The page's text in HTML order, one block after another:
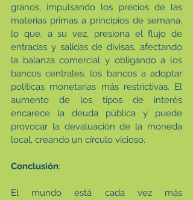
granos, impulsando los precios de las
materias primas a principios de semana,
lo que, a su vez, presiona el flujo de
entradas y salidas de divisas, afectando
la balanza comercial y obligando a los
bancos centrales. los bancos a adoptar
políticas monetarias más restrictivas. El
aumento de los tipos de interés
encarece la deuda pública y puede
provocar la devaluación de la moneda
local, creando un círculo vicioso.
Conclusión:
El mundo está cada vez más